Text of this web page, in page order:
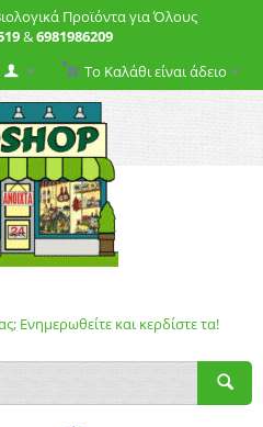
Προϊόντα για Όλους
&6981986209
Το Καλάθι είναι άδειο
Ενημερωθείτε και κερδίστε τα!